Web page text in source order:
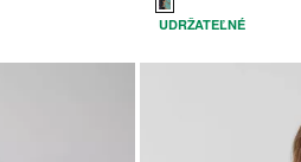
UDRŽATEĽNÉ